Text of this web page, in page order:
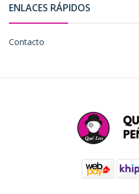
ENLACES RÁPIDOS
Contacto